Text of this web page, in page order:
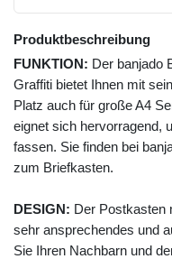
Produktbeschreibung
FUNKTION: Der banjado
Graffiti bietet Ihnen mit
Platz auch für große A4
eignet sich hervorragend,
fassen. Sie finden bei
zum Briefkasten.
DESIGN: Der Postkasten
sehr ansprechendes und
Sie Ihren Nachbarn und